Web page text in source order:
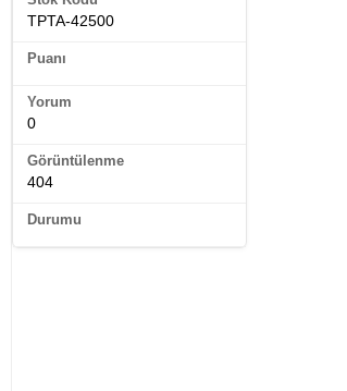
TPTA-42500
Puanı
Yorum
0
Görüntülenme
404
Durumu